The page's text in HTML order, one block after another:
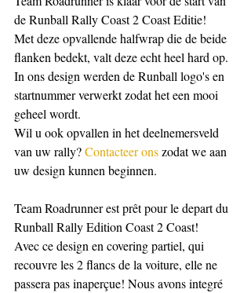
de Runball Rally Coast 2 Coast Editie!
Met deze opvallende halfwrap die de beide
flanken bedekt, valt deze echt heel hard op.
In ons design werden de Runball logo's en
startnummer verwerkt zodat het een mooi
geheel wordt.
Wil u ook opvallen in het deelnemersveld
van uw rally? Contacteer ons zodat we aan
uw design kunnen beginnen.
Team Roadrunner est prêt pour le depart du
Runball Rally Edition Coast 2 Coast!
Avec ce design en covering partiel, qui
recouvre les 2 flancs de la voiture, elle ne
passera pas inaperçue! Nous avons integré